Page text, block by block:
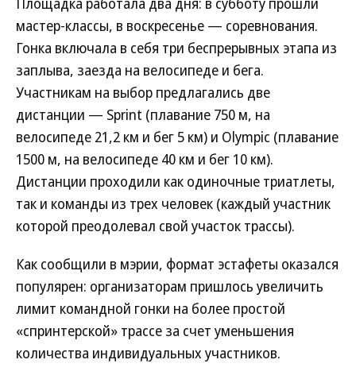
мастер-классы, в воскресенье — соревнования.
Гонка включала в себя три беспрерывных этапа из
заплыва, заезда на велосипеде и бега.
Участникам на выбор предлагались две
дистанции — Sprint (плавание 750 м, на
велосипеде 21,2 км и бег 5 км) и Olympic (плавание
1500 м, на велосипеде 40 км и бег 10 км).
Дистанции проходили как одиночные триатлеты,
так и команды из трех человек (каждый участник
которой преодолевал свой участок трассы).
Как сообщили в мэрии, формат эстафеты оказался
популярен: организаторам пришлось увеличить
лимит командной гонки на более простой
«спринтерской» трассе за счет уменьшения
количества индивидуальных участников.